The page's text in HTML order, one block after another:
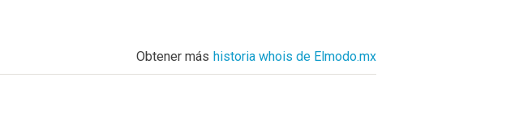
Obtener más historia whois de Elmodo.mx